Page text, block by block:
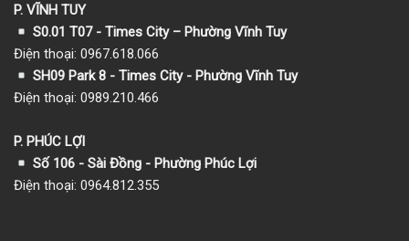
P. VĨNH TUY
S0.01 T07 - Times City – Phường Vĩnh Tuy
Điện thoại: 0967.618.066
SH09 Park 8 - Times City - Phường Vĩnh Tuy
Điện thoại: 0989.210.466
P. PHÚC LỢI
Số 106 - Sài Đồng - Phường Phúc Lợi
Điện thoại: 0964.812.355